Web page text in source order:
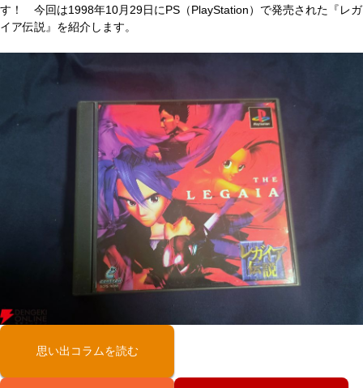
す！ 今回は1998年10月29日にPS（PlayStation）で発売された『レガ
イア伝説』を紹介します。
思い出コラムを読む